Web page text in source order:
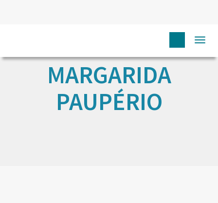
MARGARIDA
PAUPÉRIO